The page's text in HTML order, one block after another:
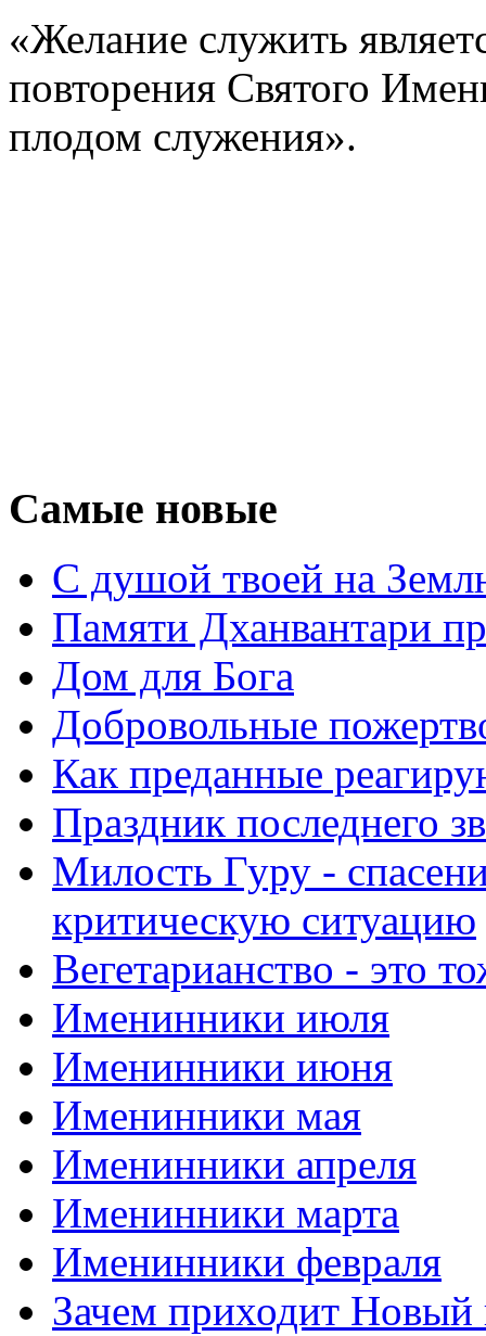
«Желание служить
повторения Святого
плодом служения».
Самые новые
С душой твоей на
Памяти Дханвантари
Дом для Бога
Добровольные
Как преданные
Праздник последнего
Милость Гуру -
критическую ситуацию
Вегетарианство - это
Именинники июля
Именинники июня
Именинники мая
Именинники апреля
Именинники марта
Именинники февраля
Зачем приходит Новый